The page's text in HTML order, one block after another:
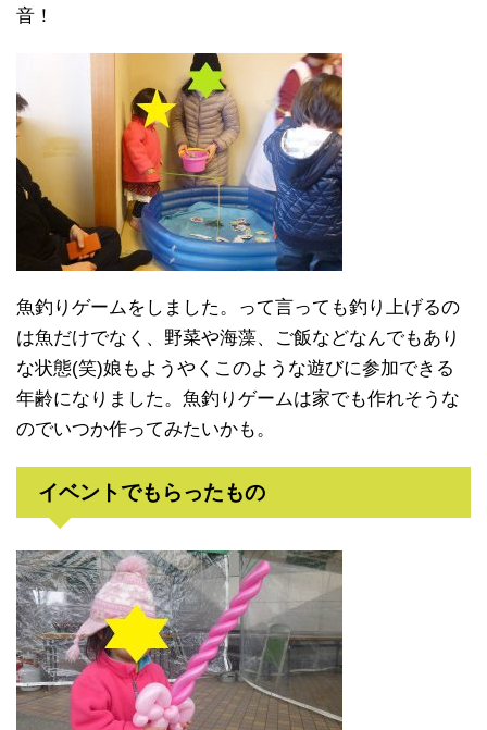
音！
魚釣りゲームをしました。って言っても釣り上げるの
は魚だけでなく、野菜や海藻、ご飯などなんでもあり
な状態(笑)娘もようやくこのような遊びに参加できる
年齢になりました。魚釣りゲームは家でも作れそうな
のでいつか作ってみたいかも。
イベントでもらったもの